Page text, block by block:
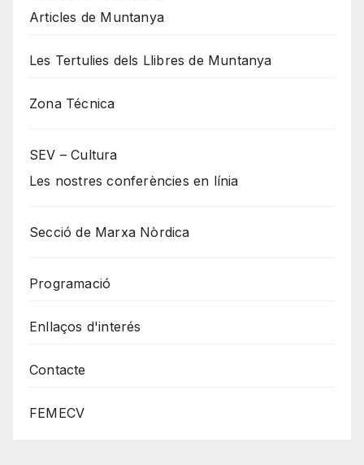
Articles de Muntanya
Les Tertulies dels Llibres de Muntanya
Zona Técnica
SEV – Cultura
Les nostres conferències en línia
Secció de Marxa Nòrdica
Programació
Enllaços d'interés
Contacte
FEMECV